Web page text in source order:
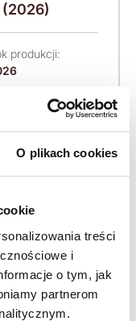
O plikach cookies
treści
i
o tym, jak
partnerom
(2026)
produkcji:
Cena brutto:
406 029 zł